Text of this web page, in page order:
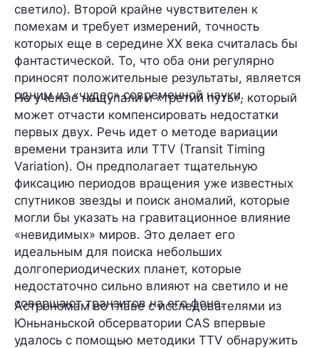
светило). Второй крайне чувствителен к
помехам и требует измерений, точность
которых еще в середине ХХ века считалась бы
фантастической. То, что оба они регулярно
приносят положительные результаты, является
одним из «чудес» современной науки.
Но ученые нащупали и «третий путь», который
может отчасти компенсировать недостатки
первых двух. Речь идет о методе вариации
времени транзита или TTV (Transit Timing
Variation). Он предполагает тщательную
фиксацию периодов вращения уже известных
спутников звезды и поиск аномалий, которые
могли бы указать на гравитационное влияние
«невидимых» миров. Это делает его
идеальным для поиска небольших
долгопериодических планет, которые
недостаточно сильно влияют на светило и не
совершают транзитов на его фоне.
Астрономам во главе с исследователями из
Юньнаньской обсерватории CAS впервые
удалось с помощью методики TTV обнаружить